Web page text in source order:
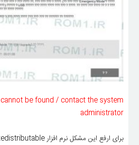
be found / contact the system
administrator